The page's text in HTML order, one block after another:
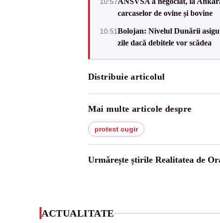
carcaselor de ovine și bovine
10:51Bolojan: Nivelul Dunării
zile dacă debitele vor scădea
Distribuie articolul
Mai multe articole despre
protest cugir
Urmărește știrile Realitatea de
ACTUALITATE